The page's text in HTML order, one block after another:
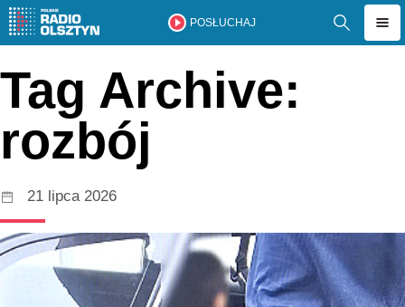
POSŁUCHAJ
Tag Archive:
rozbój
21 lipca 2026